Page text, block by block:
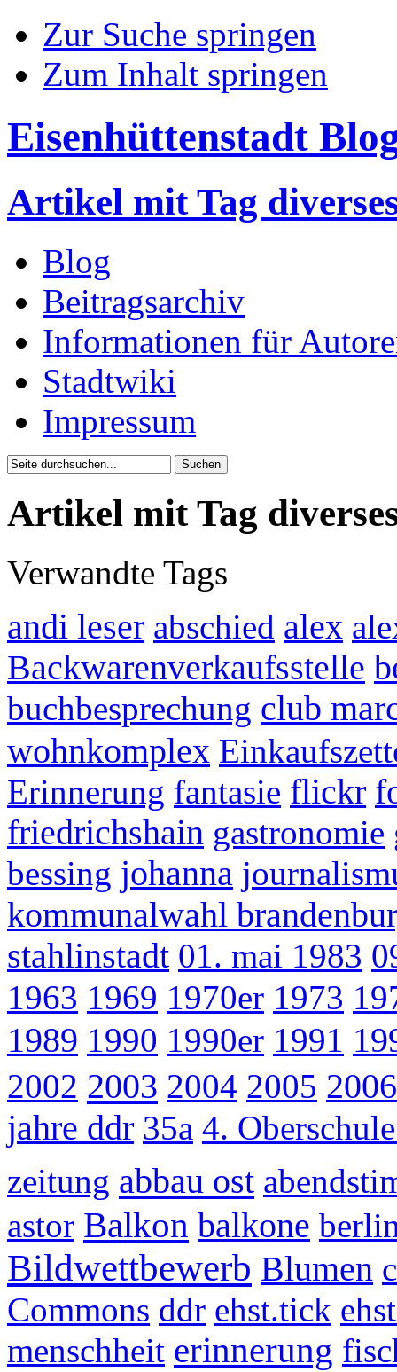
Zur Suche springen
Zum Inhalt springen
Eisenhüttenstadt
Artikel mit Tag
Blog
Beitragsarchiv
Informationen für
Stadtwiki
Impressum
Artikel mit Tag
Verwandte Tags
andi leser abschied alex
Backwarenverkaufsstelle
buchbesprechung club
wohnkomplex
Erinnerung fantasie flickr
friedrichshain gastronomie
bessing johanna
kommunalwahl
stahlinstadt 01. mai 1983
1963 1969 1970er 1973
1989 1990 1990er 1991
2002 2003 2004 2005 2006
jahre ddr 35a 4.
zeitung abbau ost
astor Balkon balkone
Bildwettbewerb Blumen
Commons ddr ehst.tick
menschheit erinnerung